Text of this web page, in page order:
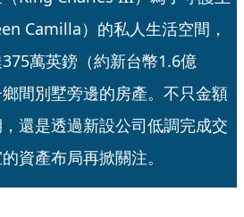
Camilla）的私人生活空間，
萬英鎊（約新台幣1.6億
間別墅旁邊的房產。不只金額
還是透過新設公司低調完成交
資產布局再掀關注。